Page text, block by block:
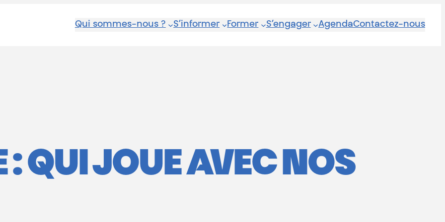
Qui sommes-nous ? S’informer Former S’engager AgendaContactez-nous
: QUI JOUE AVEC NOS